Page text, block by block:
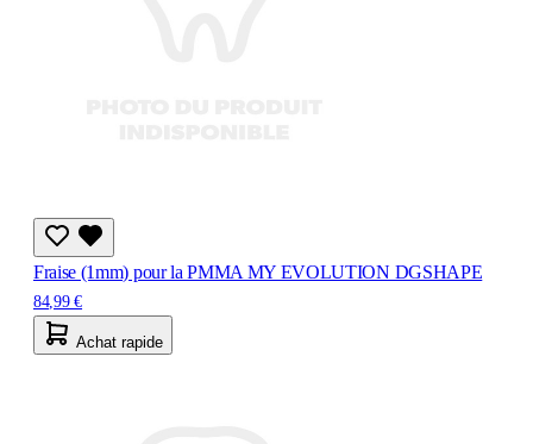
Fraise (1mm) pour la PMMA MY EVOLUTION DGSHAPE
84,99 €
Achat rapide